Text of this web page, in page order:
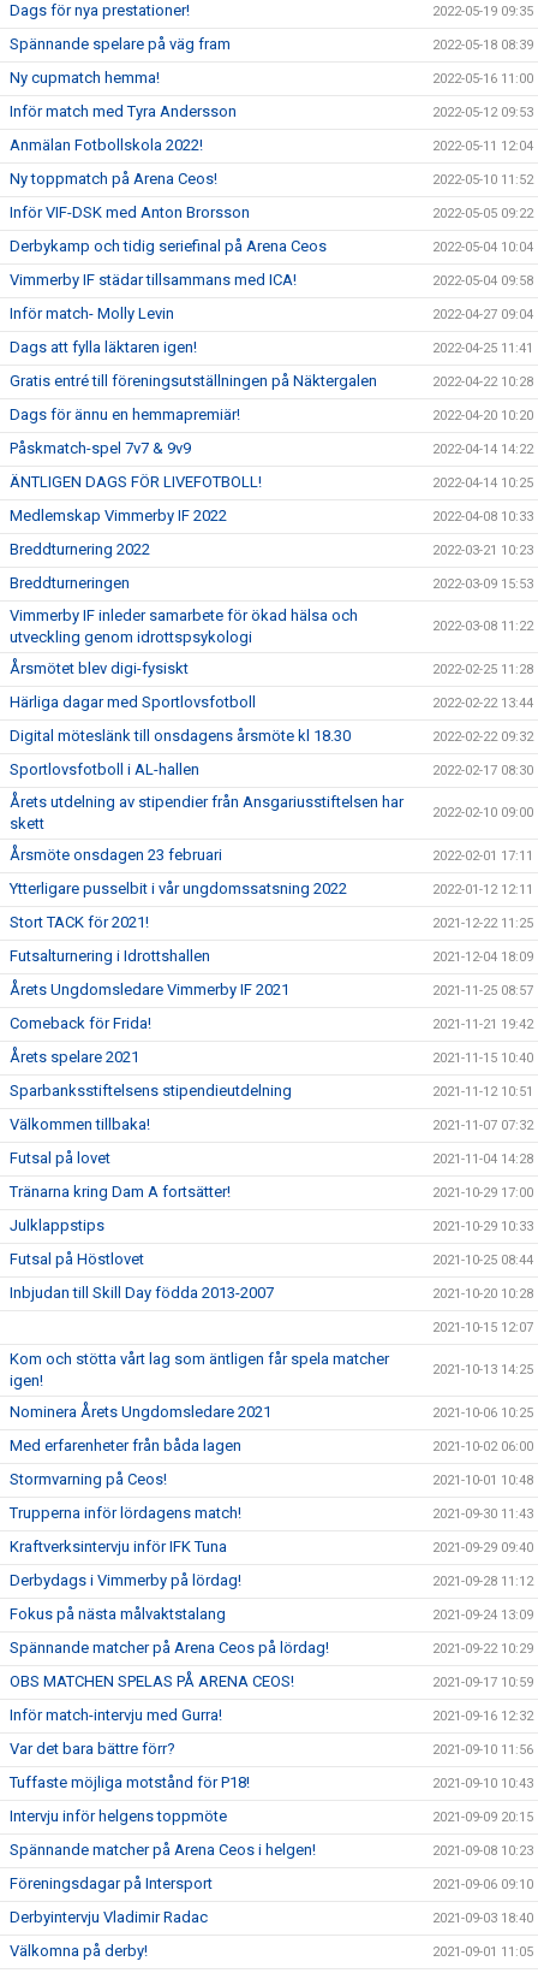
Dags för nya prestationer! 2022-05-19 09:35
Spännande spelare på väg fram 2022-05-18 08:39
Ny cupmatch hemma! 2022-05-16 11:00
Inför match med Tyra Andersson 2022-05-12 09:53
Anmälan Fotbollskola 2022! 2022-05-11 12:04
Ny toppmatch på Arena Ceos! 2022-05-10 11:52
Inför VIF-DSK med Anton Brorsson 2022-05-05 09:22
Derbykamp och tidig seriefinal på Arena Ceos 2022-05-04 10:04
Vimmerby IF städar tillsammans med ICA! 2022-05-04 09:58
Inför match- Molly Levin 2022-04-27 09:04
Dags att fylla läktaren igen! 2022-04-25 11:41
Gratis entré till föreningsutställningen på Näktergalen 2022-04-22 10:28
Dags för ännu en hemmapremiär! 2022-04-20 10:20
Påskmatch-spel 7v7 & 9v9 2022-04-14 14:22
ÄNTLIGEN DAGS FÖR LIVEFOTBOLL! 2022-04-14 10:25
Medlemskap Vimmerby IF 2022 2022-04-08 10:33
Breddturnering 2022 2022-03-21 10:23
Breddturneringen 2022-03-09 15:53
Vimmerby IF inleder samarbete för ökad hälsa och
utveckling genom idrottspsykologi
2022-03-08 11:22
Årsmötet blev digi-fysiskt 2022-02-25 11:28
Härliga dagar med Sportlovsfotboll 2022-02-22 13:44
Digital möteslänk till onsdagens årsmöte kl 18.30 2022-02-22 09:32
Sportlovsfotboll i AL-hallen 2022-02-17 08:30
Årets utdelning av stipendier från Ansgariusstiftelsen har
skett
2022-02-10 09:00
Årsmöte onsdagen 23 februari 2022-02-01 17:11
Ytterligare pusselbit i vår ungdomssatsning 2022 2022-01-12 12:11
Stort TACK för 2021! 2021-12-22 11:25
Futsalturnering i Idrottshallen 2021-12-04 18:09
Årets Ungdomsledare Vimmerby IF 2021 2021-11-25 08:57
Comeback för Frida! 2021-11-21 19:42
Årets spelare 2021 2021-11-15 10:40
Sparbanksstiftelsens stipendieutdelning 2021-11-12 10:51
Välkommen tillbaka! 2021-11-07 07:32
Futsal på lovet 2021-11-04 14:28
Tränarna kring Dam A fortsätter! 2021-10-29 17:00
Julklappstips 2021-10-29 10:33
Futsal på Höstlovet 2021-10-25 08:44
Inbjudan till Skill Day födda 2013-2007 2021-10-20 10:28
2021-10-15 12:07
Kom och stötta vårt lag som äntligen får spela matcher
igen!
2021-10-13 14:25
Nominera Årets Ungdomsledare 2021 2021-10-06 10:25
Med erfarenheter från båda lagen 2021-10-02 06:00
Stormvarning på Ceos! 2021-10-01 10:48
Trupperna inför lördagens match! 2021-09-30 11:43
Kraftverksintervju inför IFK Tuna 2021-09-29 09:40
Derbydags i Vimmerby på lördag! 2021-09-28 11:12
Fokus på nästa målvaktstalang 2021-09-24 13:09
Spännande matcher på Arena Ceos på lördag! 2021-09-22 10:29
OBS MATCHEN SPELAS PÅ ARENA CEOS! 2021-09-17 10:59
Inför match-intervju med Gurra! 2021-09-16 12:32
Var det bara bättre förr? 2021-09-10 11:56
Tuffaste möjliga motstånd för P18! 2021-09-10 10:43
Intervju inför helgens toppmöte 2021-09-09 20:15
Spännande matcher på Arena Ceos i helgen! 2021-09-08 10:23
Föreningsdagar på Intersport 2021-09-06 09:10
Derbyintervju Vladimir Radac 2021-09-03 18:40
Välkomna på derby! 2021-09-01 11:05